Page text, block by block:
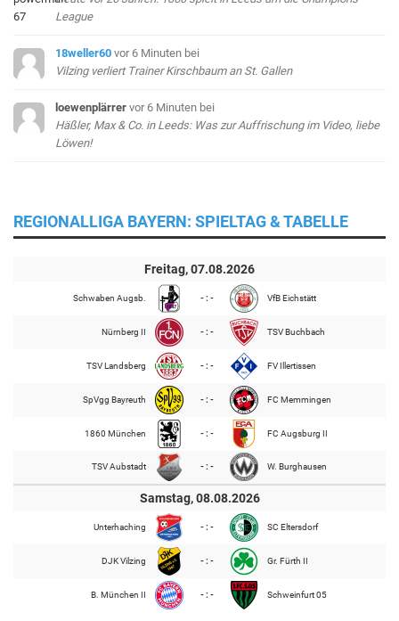
League
18weller60 vor 6 Minuten bei
Vilzing verliert Trainer Kirschbaum an St. Gallen
loewenplärrer vor 6 Minuten bei
Häßler, Max & Co. in Leeds: Was zur Auffrischung im Video, liebe
Löwen!
REGIONALLIGA BAYERN: SPIELTAG & TABELLE
Freitag, 07.08.2026
Schwaben Augsb. - : - VfB Eichstätt
Nürnberg II - : - TSV Buchbach
TSV Landsberg - : - FV Illertissen
SpVgg Bayreuth - : - FC Memmingen
1860 München - : - FC Augsburg II
TSV Aubstadt - : - W. Burghausen
Samstag, 08.08.2026
Unterhaching - : - SC Eltersdorf
DJK Vilzing - : - Gr. Fürth II
B. München II - : - Schweinfurt 05